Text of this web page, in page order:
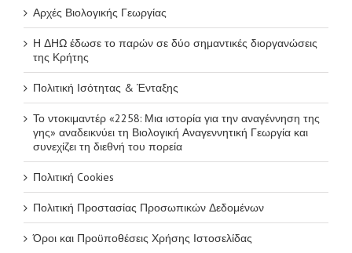
Αρχές Βιολογικής Γεωργίας
Η ΔΗΩ έδωσε το παρών σε δύο σημαντικές διοργανώσεις
της Κρήτης
Πολιτική Ισότητας & Ένταξης
Το ντοκιμαντέρ «2258: Μια ιστορία για την αναγέννηση της
γης» αναδεικνύει τη Βιολογική Αναγεννητική Γεωργία και
συνεχίζει τη διεθνή του πορεία
Πολιτική Cookies
Πολιτική Προστασίας Προσωπικών Δεδομένων
Όροι και Προϋποθέσεις Χρήσης Ιστοσελίδας